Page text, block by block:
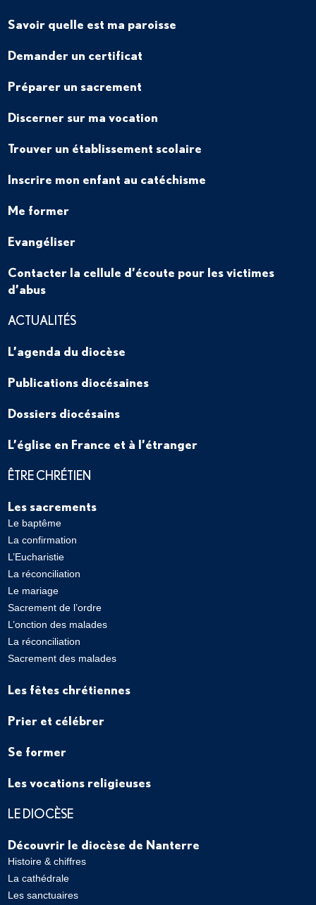
Savoir quelle est ma paroisse
Demander un certificat
Préparer un sacrement
Discerner sur ma vocation
Trouver un établissement scolaire
Inscrire mon enfant au catéchisme
Me former
Evangéliser
Contacter la cellule d’écoute pour les victimes
d’abus
ACTUALITÉS
L’agenda du diocèse
Publications diocésaines
Dossiers diocésains
L’église en France et à l’étranger
ÊTRE CHRÉTIEN
Les sacrements
Le baptême
La confirmation
L’Eucharistie
La réconciliation
Le mariage
Sacrement de l’ordre
L’onction des malades
La réconciliation
Sacrement des malades
Les fêtes chrétiennes
Prier et célébrer
Se former
Les vocations religieuses
LE DIOCÈSE
Découvrir le diocèse de Nanterre
Histoire & chiffres
La cathédrale
Les sanctuaires